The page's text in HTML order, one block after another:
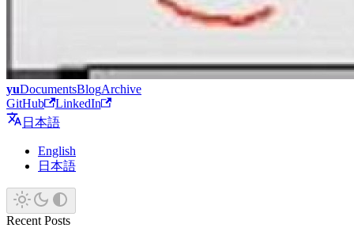
yuDocumentsBlogArchive
GitHub
LinkedIn
日本語
English
日本語
Recent Posts